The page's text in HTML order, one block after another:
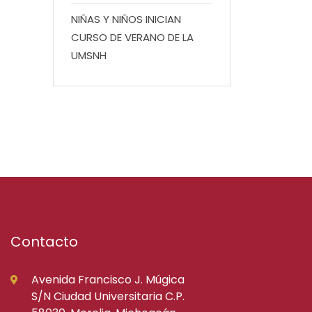
NIÑAS Y NIÑOS INICIAN
CURSO DE VERANO DE LA
UMSNH
Contacto
Avenida Francisco J. Múgica
S/N Ciudad Universitaria C.P.